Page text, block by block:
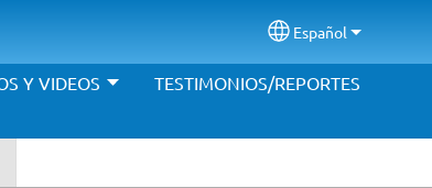
Select your
Español
Y VIDEOS
TESTIMONIOS/REPORTES